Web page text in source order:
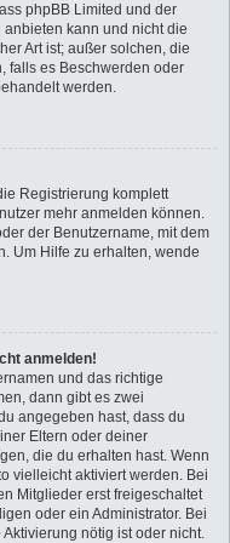
phpBB Limited und der
kann und nicht die
Art ist; außer solchen, die
falls es Beschwerden oder
werden.
Registrierung komplett
mehr anmelden können.
der Benutzername, mit dem
Um Hilfe zu erhalten, wende
anmelden!
und das richtige
dann gibt es zwei
angegeben hast, dass du
Eltern oder deiner
die du erhalten hast. Wenn
vielleicht aktiviert werden. Bei
Mitglieder erst freigeschaltet
oder ein Administrator. Bei
nötig ist oder nicht.